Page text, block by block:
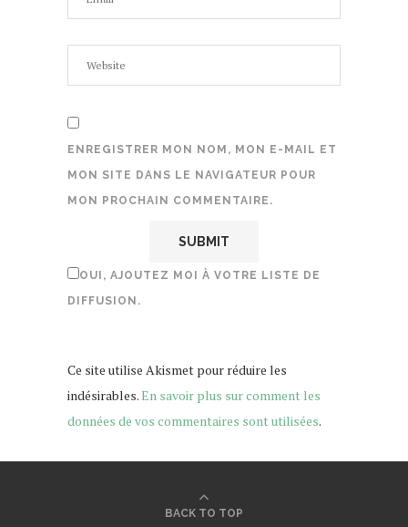
ENREGISTRER MON NOM, MON E-MAIL ET
MON SITE DANS LE NAVIGATEUR POUR
MON PROCHAIN COMMENTAIRE.
OUI, AJOUTEZ MOI À VOTRE LISTE DE
DIFFUSION.
Ce site utilise Akismet pour réduire les
indésirables.En savoir plus sur comment les
données de vos commentaires sont utilisées.
BACK TO TOP